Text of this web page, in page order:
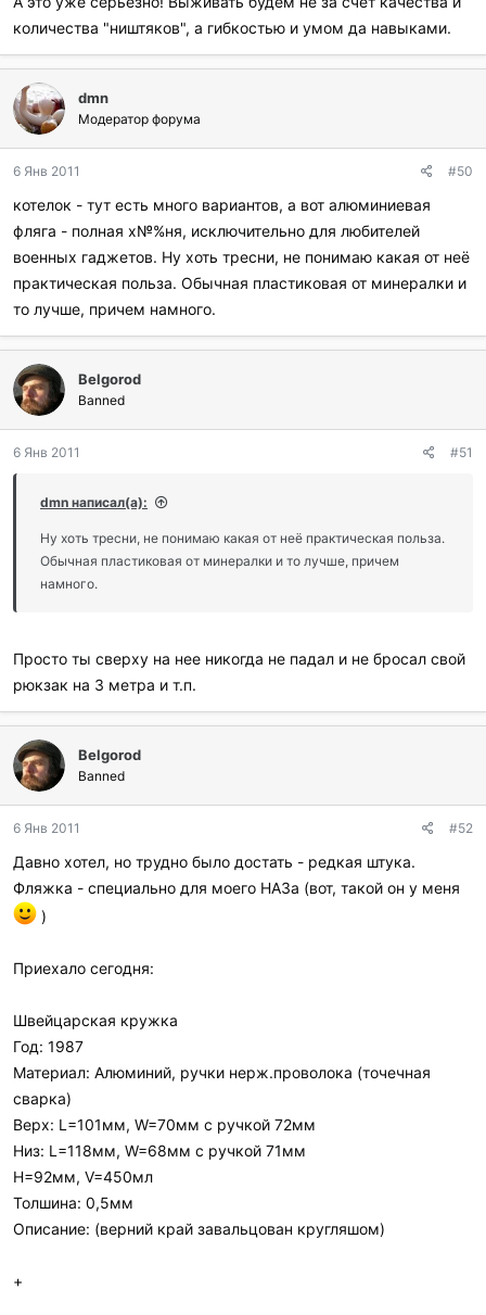
количества "ништяков", а гибкостью и умом да навыками.
dmn
Модератор форума
6 Янв 2011 #50
котелок - тут есть много вариантов, а вот алюминиевая
фляга - полная х№%ня, исключительно для любителей
военных гаджетов. Ну хоть тресни, не понимаю какая от неё
практическая польза. Обычная пластиковая от минералки и
то лучше, причем намного.
Belgorod
Banned
6 Янв 2011 #51
dmn написал(а):
Ну хоть тресни, не понимаю какая от неё практическая польза.
Обычная пластиковая от минералки и то лучше, причем
намного.
Просто ты сверху на нее никогда не падал и не бросал свой
рюкзак на 3 метра и т.п.
Belgorod
Banned
6 Янв 2011 #52
Давно хотел, но трудно было достать - редкая штука.
Фляжка - специально для моего НАЗа (вот, такой он у меня
)
Приехало сегодня:
Швейцарская кружка
Год: 1987
Материал: Алюминий, ручки нерж.проволока (точечная
сварка)
Верх: L=101мм, W=70мм c ручкой 72мм
Низ: L=118мм, W=68мм c ручкой 71мм
H=92мм, V=450мл
Толшина: 0,5мм
Описание: (верний край завальцован кругляшом)
+